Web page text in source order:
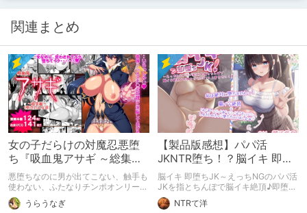
関連まとめ
女の子だらけの対魔忍悪堕
ち『吸血鬼アサギ ～総集編
(堕淫の乙女達)～』
悪堕ちなのに男が出てこない、触手も
使わない、ふたなりチンポオンリーと
いう点がとてもフィットしました
うらうなぎ
【製品版感想】パパ活
JKNTR堕ち！？脳イキ 即堕
ちJK感想レビュー
脳イキ 即堕ちJK～えっちNGのパパ活
JKを指とちんぽで脳イキ絶頂♪即堕ち
させてNTR上書きせっくす～（サーク
ル のの庵）製品版感想レビュー
NTRて洋